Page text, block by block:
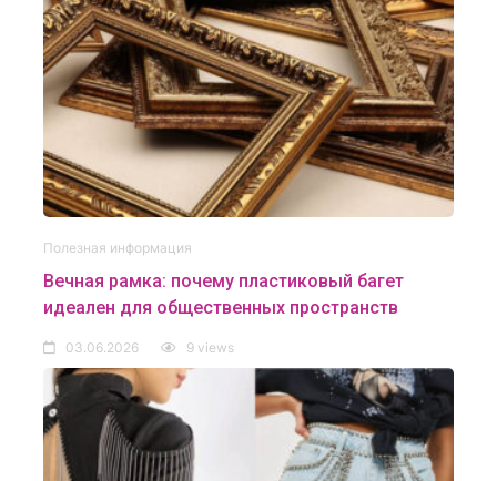
Полезная информация
Вечная рамка: почему пластиковый багет
идеален для общественных пространств
03.06.2026 9 views